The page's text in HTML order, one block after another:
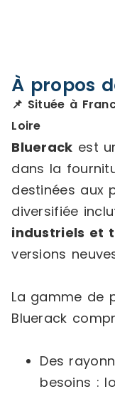
À propos
📌 Située à
Loire
Bluerack est
dans la
destinées aux
diversifiée
industriels et
versions
La gamme de
Bluerack
Des
besoins :